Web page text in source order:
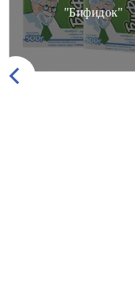
"Бифидок"